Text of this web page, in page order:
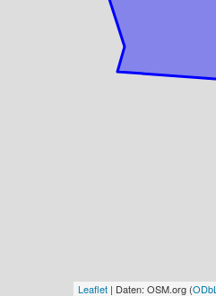
Leaflet | Daten: OSM.org (ODbL